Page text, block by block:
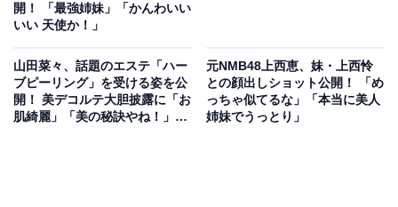
開！ 「最強姉妹」「かんわいい
いい 天使か！」
山田菜々、話題のエステ「ハー
ブピーリング」を受ける姿を公
開！ 美デコルテ大胆披露に「お
肌綺麗」「美の秘訣やね！」の
元NMB48上西恵、妹・上西怜
との顔出しショット公開！ 「め
っちゃ似てるな」「本当に美人
姉妹でうっとり」